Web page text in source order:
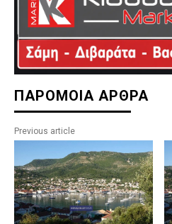
ΠΑΡΟΜΟΙΑ ΑΡΘΡΑ
Previous article